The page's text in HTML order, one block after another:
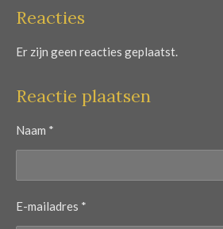
Reacties
Er zijn geen reacties geplaatst.
Reactie plaatsen
Naam *
E-mailadres *